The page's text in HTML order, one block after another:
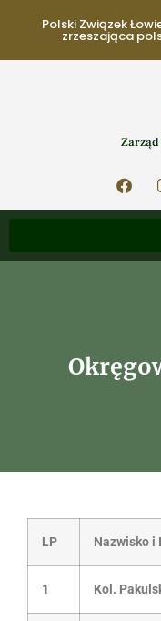
Polski Związek
zrzeszająca
Zarząd
LP Nazwisko i
1 Kol.